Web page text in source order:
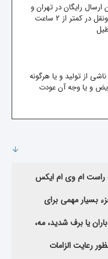
ارسال رایگان در تهران و
شهرستان ها تا شرکت حمل ونقل در کمتر از 2 ساعت
از تولید و یا هرگونه
و یا وجه آن عودت
ام وی ام ایکس
بسیار مهمی برای
یا برف شدید، مه،
رعایت الزامات